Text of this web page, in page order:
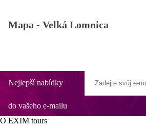
Mapa - Velká Lomnica
Nejlepší nabídky
do vašeho e-mailu
O EXIM tours